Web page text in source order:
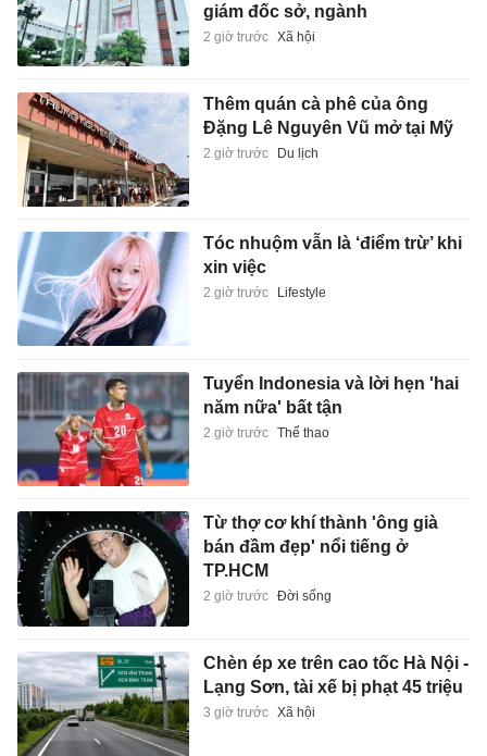
giám đốc sở, ngành
2 giờ trước Xã hội
Thêm quán cà phê của ông
Đặng Lê Nguyên Vũ mở tại Mỹ
2 giờ trước Du lịch
Tóc nhuộm vẫn là ‘điểm trừ’ khi
xin việc
2 giờ trước Lifestyle
Tuyển Indonesia và lời hẹn 'hai
năm nữa' bất tận
2 giờ trước Thể thao
Từ thợ cơ khí thành 'ông già
bán đầm đẹp' nổi tiếng ở
TP.HCM
2 giờ trước Đời sống
Chèn ép xe trên cao tốc Hà Nội -
Lạng Sơn, tài xế bị phạt 45 triệu
3 giờ trước Xã hội